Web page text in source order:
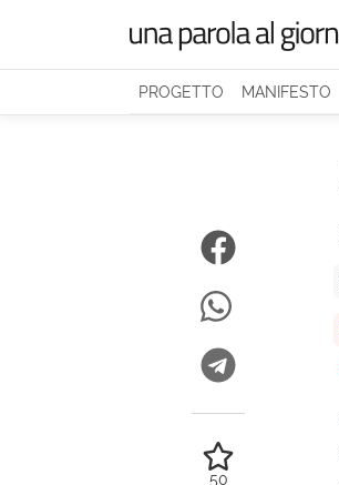
PROGETTO MANIFESTO
50